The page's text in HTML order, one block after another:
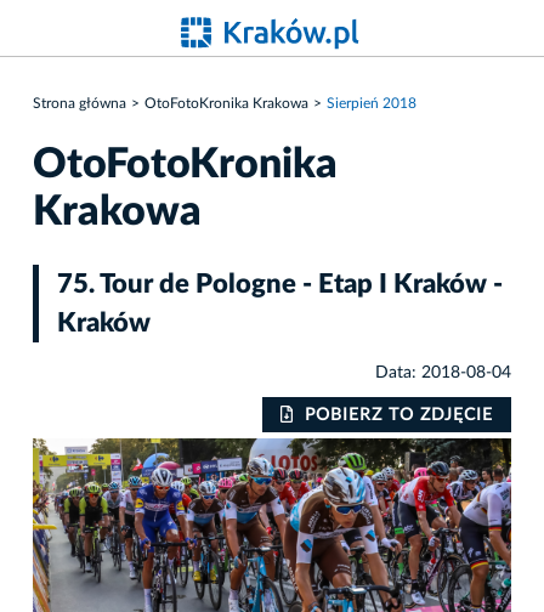
Strona główna OtoFotoKronika Krakowa Sierpień 2018
OtoFotoKronika
Krakowa
75. Tour de Pologne - Etap I Kraków -
Kraków
Data: 2018-08-04
POBIERZ TO ZDJĘCIE